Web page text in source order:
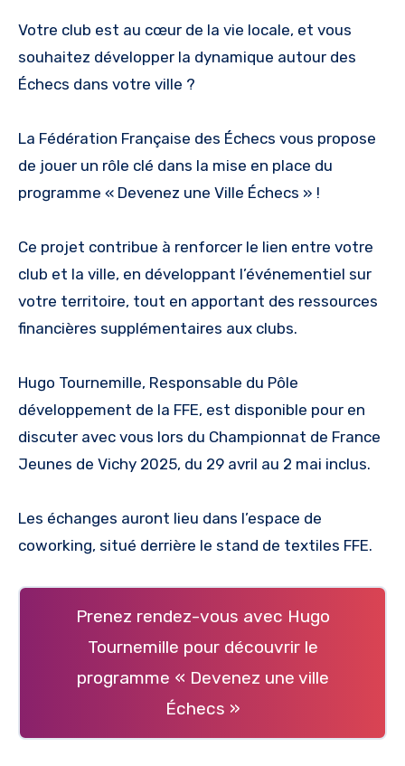
Votre club est au cœur de la vie locale, et vous
souhaitez développer la dynamique autour des
Échecs dans votre ville ?
La Fédération Française des Échecs vous propose
de jouer un rôle clé dans la mise en place du
programme « Devenez une Ville Échecs » !
Ce projet contribue à renforcer le lien entre votre
club et la ville, en développant l’événementiel sur
votre territoire, tout en apportant des ressources
financières supplémentaires aux clubs.
Hugo Tournemille, Responsable du Pôle
développement de la FFE, est disponible pour en
discuter avec vous lors du Championnat de France
Jeunes de Vichy 2025, du 29 avril au 2 mai inclus.
Les échanges auront lieu dans l’espace de
coworking, situé derrière le stand de textiles FFE.
Prenez rendez-vous avec Hugo
Tournemille pour découvrir le
programme « Devenez une ville
Échecs »